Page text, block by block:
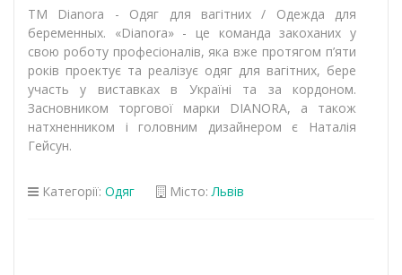
TM Dianora - Одяг для вагітних / Одежда для
беременных. «Dianora» - це команда закоханих у
свою роботу професіоналів, яка вже протягом п’яти
років проектує та реалізує одяг для вагітних, бере
участь у виставках в Україні та за кордоном.
Засновником торгової марки DIANORA, а також
натхненником і головним дизайнером є Наталія
Гейсун.
Категорії: Одяг Місто:Львів